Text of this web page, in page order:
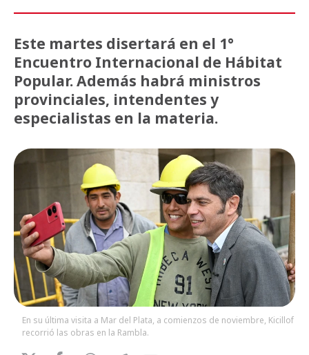
Este martes disertará en el 1°
Encuentro Internacional de Hábitat
Popular. Además habrá ministros
provinciales, intendentes y
especialistas en la materia.
En su última visita a Mar del Plata, a comienzos de noviembre, Kicillof
recorrió las obras en la Rambla.